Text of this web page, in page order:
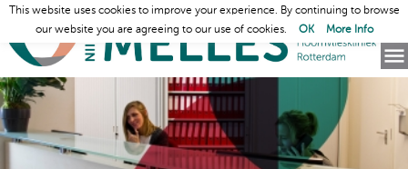
This website uses cookies to improve your experience. By continuing to browse
our website you are agreeing to our use of cookies.
OK More Info